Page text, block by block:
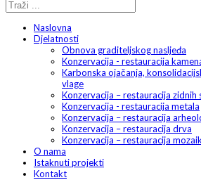
Naslovna
Djelatnosti
Obnova graditeljskog nasljeđa
Konzervacija - restauracija
Karbonska ojačanja,
vlage
Konzervacija – restauracija zidnih
Konzervacija - restauracija metala
Konzervacija – restauracija
Konzervacija – restauracija drva
Konzervacija – restauracija
O nama
Istaknuti projekti
Kontakt